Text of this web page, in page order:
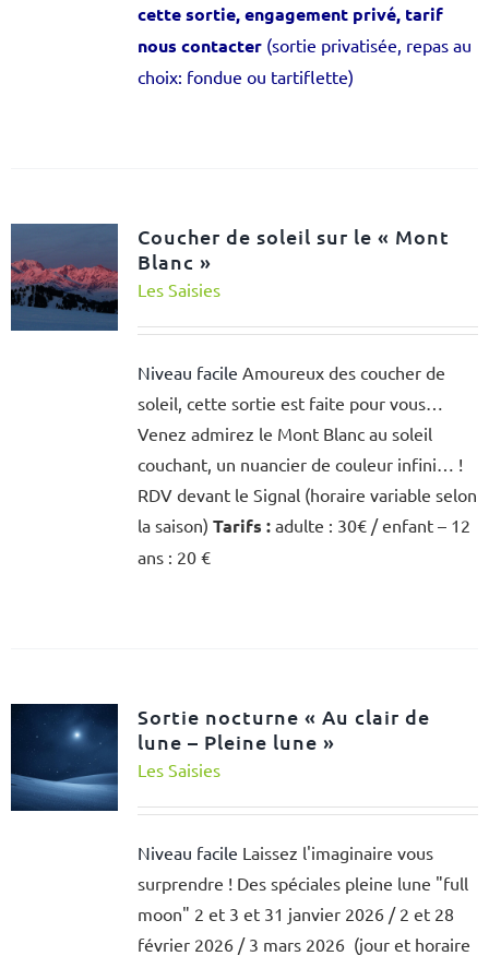
cette sortie, engagement privé, tarif
nous contacter (sortie privatisée, repas au
choix: fondue ou tartiflette)
Coucher de soleil sur le « Mont
Blanc »
Les Saisies
Niveau facile Amoureux des coucher de
soleil, cette sortie est faite pour vous…
Venez admirez le Mont Blanc au soleil
couchant, un nuancier de couleur infini… !
RDV devant le Signal (horaire variable selon
la saison) Tarifs :adulte : 30€ / enfant – 12
ans : 20 €
Sortie nocturne « Au clair de
lune – Pleine lune »
Les Saisies
Niveau facile Laissez l'imaginaire vous
surprendre ! Des spéciales pleine lune "full
moon" 2 et 3 et 31 janvier 2026 / 2 et 28
février 2026 / 3 mars 2026 (jour et horaire